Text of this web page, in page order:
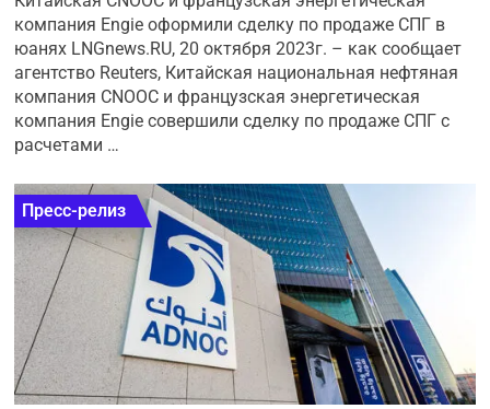
компания Engie оформили сделку по продаже СПГ в
юанях LNGnews.RU, 20 октября 2023г. – как сообщает
агентство Reuters, Китайская национальная нефтяная
компания CNOOC и французская энергетическая
компания Engie совершили сделку по продаже СПГ с
расчетами …
Пресс-релиз